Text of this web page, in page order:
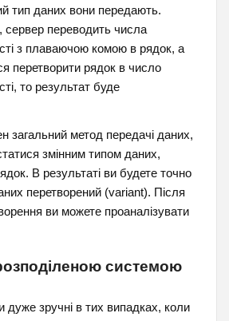
тип даних вони передають.
переводить числа
з плаваючою комою в рядок, а
перетворити рядок в число
то результат буде
загальний метод передачі даних,
змінним типом даних,
В результаті ви будете точно
перетворений (variant). Після
ви можете проаналізувати
системою
дуже зручні в тих випадках, коли